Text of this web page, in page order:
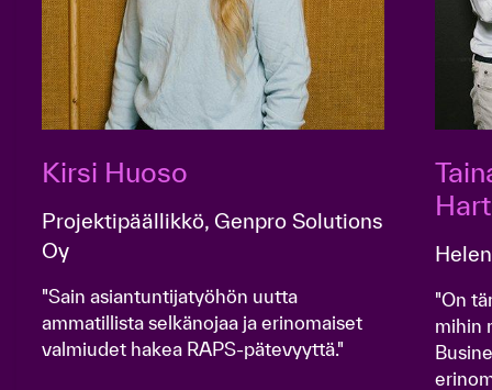
Kirsi Huoso
Projektipäällikkö, Genpro Solutions
Oy
"Sain asiantuntijatyöhön uutta
ammatillista selkänojaa ja erinomaiset
valmiudet hakea RAPS-pätevyyttä."
Taina Kokkarinen ja Tuukka
"On
mihin